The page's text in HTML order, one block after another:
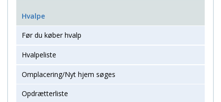
Hvalpe
Før du køber hvalp
Hvalpeliste
Omplacering/Nyt hjem søges
Opdrætterliste